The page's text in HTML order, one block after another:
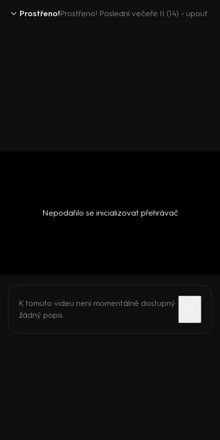
Prostřeno! Prostřeno! Poslední večeře II (14) - upoutávka
Nepodařilo se inicializovat přehrávač
K tomuto videu není momentálně dostupný
žádný popis.